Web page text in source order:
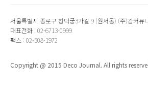
서울특별시 종로구 창덕궁3가길 9 (원서동) (주)감커뮤
대표전화 : 02-6713-0999
팩스 : 02-508-1972
Copyright @ 2015 Deco Journal. All rights